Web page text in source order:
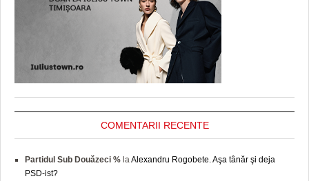
COMENTARII RECENTE
Partidul Sub Douăzeci % laAlexandru Rogobete. Aşa tânăr şi deja
PSD-ist?